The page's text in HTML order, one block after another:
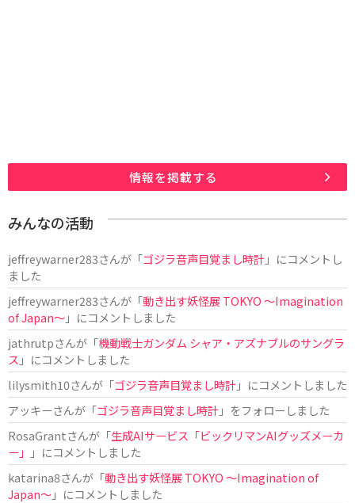
情報を掲載する
みんなの活動
jeffreywarner283さんが「ゴジラ音声目覚まし時計」にコメントし
ました
jeffreywarner283さんが「動き出す妖怪展 TOKYO 〜Imagination
of Japan〜」にコメントしました
jathrutpさんが「機動戦士ガンダム シャア・アズナブルのサングラ
ス 」にコメントしました
lilysmith10さんが「ゴジラ音声目覚まし時計」にコメントしました
アッキーさんが「ゴジラ音声目覚まし時計」をフォローしました
RosaGrantさんが「生成AIサービス「ビックリマンAIグッズメーカ
ー」
」にコメントしました
katarina8さんが「動き出す妖怪展 TOKYO 〜Imagination of
Japan〜」にコメントしました